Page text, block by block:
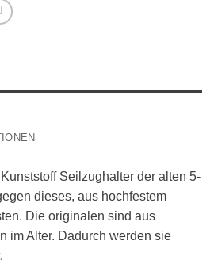
Seilzughalter der alten 5-
dieses, aus hochfestem
Die originalen sind aus
im Alter. Dadurch werden sie